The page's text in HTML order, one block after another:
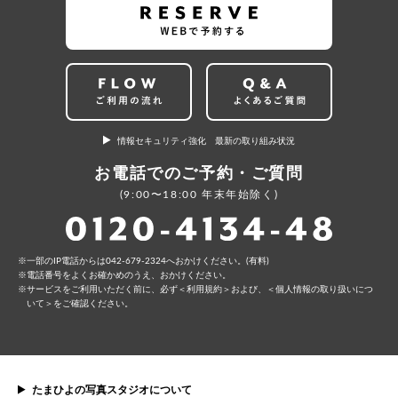
情報セキュリティ強化 最新の取り組み状況
お電話でのご予約・ご質問
(9:00〜18:00 年末年始除く)
⼀部のIP電話からは042-679-2324へおかけください。(有料)
電話番号をよくお確かめのうえ、おかけください。
サービスをご利⽤いただく前に、必ず ＜利⽤規約＞ および、
＜個⼈情報の取り扱いにつ
いて＞ をご確認ください。
たまひよの写真スタジオについて